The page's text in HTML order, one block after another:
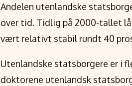
Andelen utenlandske
over tid. Tidlig på 2000-tallet
vært relativt stabil rundt 40
Utenlandske statsborgere er i
doktorene utenlandsk